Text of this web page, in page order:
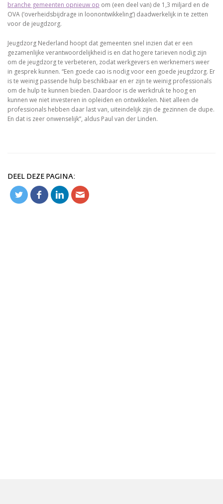
branche gemeenten opnieuw op om (een deel van) de 1,3 miljard en de
OVA (‘overheidsbijdrage in loonontwikkeling’) daadwerkelijk in te zetten
voor de jeugdzorg.
Jeugdzorg Nederland hoopt dat gemeenten snel inzien dat er een
gezamenlijke verantwoordelijkheid is en dat hogere tarieven nodig zijn
om de jeugdzorg te verbeteren, zodat werkgevers en werknemers weer
in gesprek kunnen. “Een goede cao is nodig voor een goede jeugdzorg. Er
is te weinig passende hulp beschikbaar en er zijn te weinig professionals
om de hulp te kunnen bieden. Daardoor is de werkdruk te hoog en
kunnen we niet investeren in opleiden en ontwikkelen. Niet alleen de
professionals hebben daar last van, uiteindelijk zijn de gezinnen de dupe.
En dat is zeer onwenselijk”, aldus Paul van der Linden.
DEEL DEZE PAGINA: